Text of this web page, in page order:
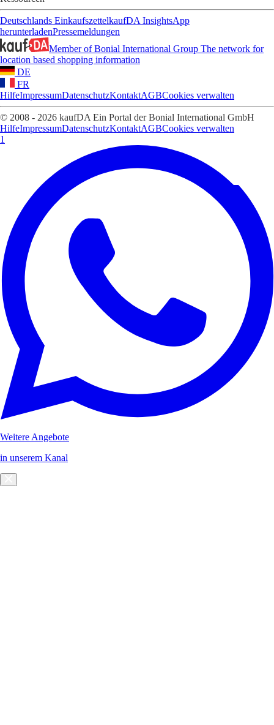
Deutschlands EinkaufszettelkaufDA InsightsApp
herunterladenPressemeldungen
Member of Bonial International Group The network for
location based shopping information
DE
FR
HilfeImpressumDatenschutzKontaktAGBCookies verwalten
© 2008 - 2026 kaufDA Ein Portal der Bonial International GmbH
HilfeImpressumDatenschutzKontaktAGBCookies verwalten
1
Weitere Angebote
in unserem Kanal